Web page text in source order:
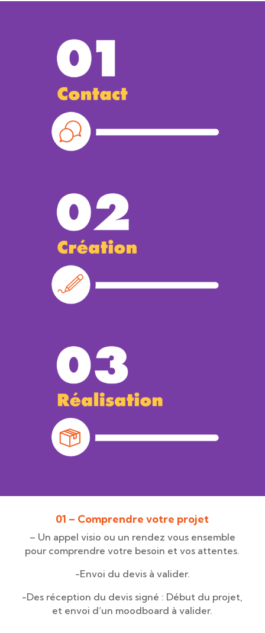
01 – Comprendre votre projet
– Un appel visio ou un rendez vous ensemble
pour comprendre votre besoin et vos attentes.
-Envoi du devis à valider.
-Des réception du devis signé : Début du projet,
et envoi d’un moodboard à valider.